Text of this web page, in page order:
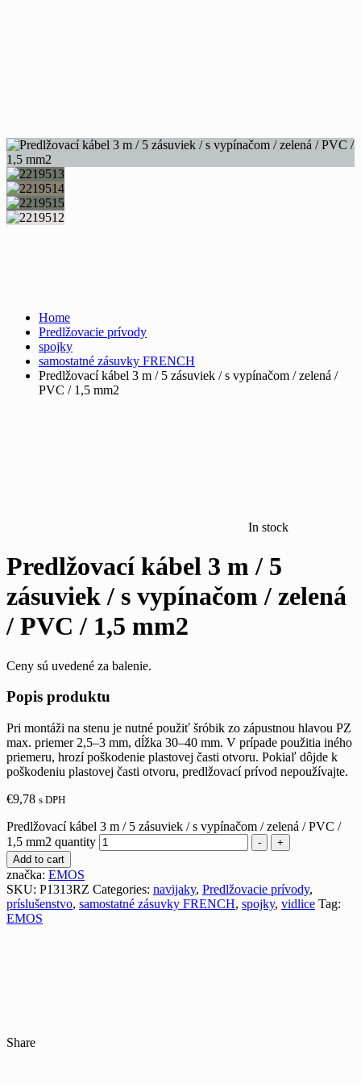
Home
Predlžovacie prívody
spojky
samostatné zásuvky FRENCH
Predlžovací kábel 3 m / 5 zásuviek / s vypínačom / zelená /
PVC / 1,5 mm2
In stock
Predlžovací kábel 3 m / 5
zásuviek / s vypínačom / zelená
/ PVC / 1,5 mm2
Ceny sú uvedené za balenie.
Popis produktu
Pri montáži na stenu je nutné použiť šróbik zo zápustnou hlavou PZ
max. priemer 2,5–3 mm, dĺžka 30–40 mm. V prípade použitia iného
priemeru, hrozí poškodenie plastovej časti otvoru. Pokiaľ dôjde k
poškodeniu plastovej časti otvoru, predlžovací prívod nepoužívajte.
€9,78 s DPH
Predlžovací kábel 3 m / 5 zásuviek / s vypínačom / zelená / PVC /
1,5 mm2 quantity
-
+
Add to cart
značka: EMOS
SKU: P1313RZ Categories: navijaky, Predlžovacie prívody,
príslušenstvo, samostatné zásuvky FRENCH, spojky, vidlice Tag:
EMOS
Share